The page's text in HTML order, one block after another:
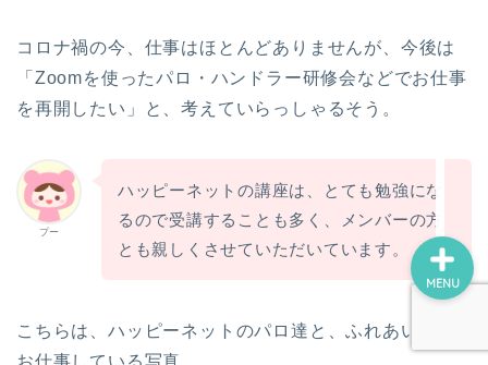
コロナ禍の今、仕事はほとんどありませんが、今後は
「Zoomを使ったパロ・ハンドラー研修会などでお仕事
を再開したい」と、考えていらっしゃるそう。
プー
ハッピーネットの講座は、とても勉強にな
るので受講することも多く、メンバーの方
とも親しくさせていただいています。
こちらは、ハッピーネットのパロ達と、ふれあい会で
お仕事している写真。
MENU
瀬戸内国際芸術祭